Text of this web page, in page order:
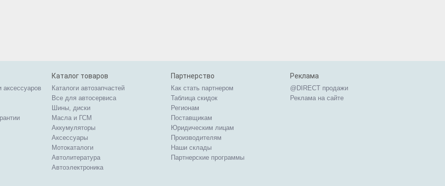
аксессуаров
Каталог товаров
Каталоги автозапчастей
Все для автосервиса
Шины, диски
Масла и ГСМ
Аккумуляторы
Аксессуары
Мотокаталоги
Автолитература
Автоэлектроника
Партнерство
Как стать партнером
Таблица скидок
Регионам
Поставщикам
Юридическим лицам
Производителям
Наши склады
Партнерские программы
Реклама
@DIRECT продажи
Реклама на сайте